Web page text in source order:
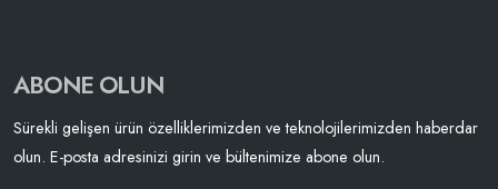
ABONE OLUN
Sürekli gelişen ürün özelliklerimizden ve teknolojilerimizden haberdar
olun. E-posta adresinizi girin ve bültenimize abone olun.